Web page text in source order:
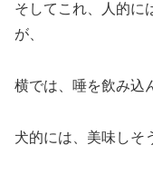
そしてこれ、人的に
が、
横では、唾を飲み込
犬的には、美味しそ